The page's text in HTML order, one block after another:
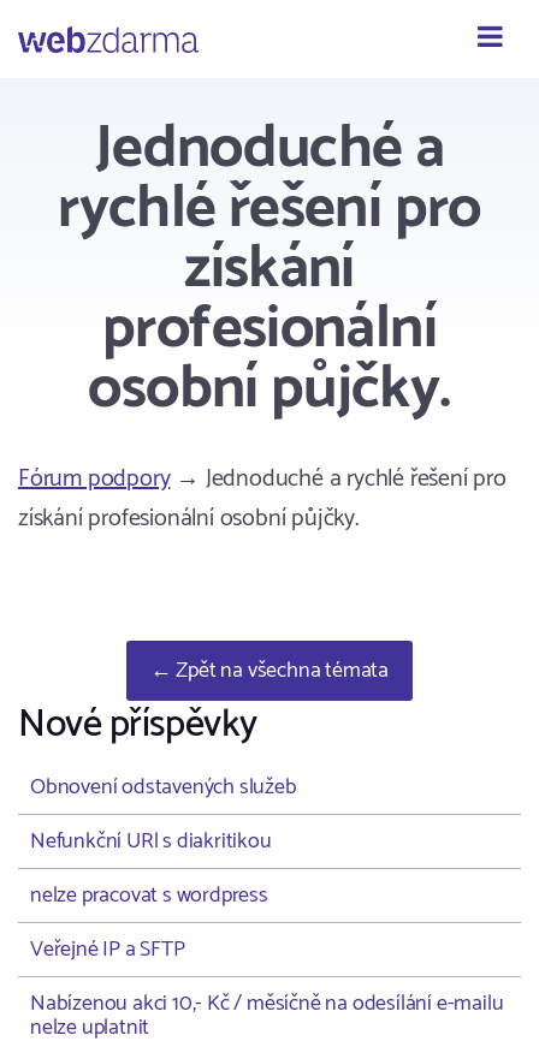
Webzdarma
Jednoduché a
rychlé řešení pro
získání
profesionální
osobní půjčky.
Fórum podpory→ Jednoduché a rychlé řešení pro
získání profesionální osobní půjčky.
← Zpět na všechna témata
Nové příspěvky
Obnovení odstavených služeb
Nefunkční URl s diakritikou
nelze pracovat s wordpress
Veřejné IP a SFTP
Nabízenou akci 10,- Kč / měsíčně na odesílání e-mailu
nelze uplatnit